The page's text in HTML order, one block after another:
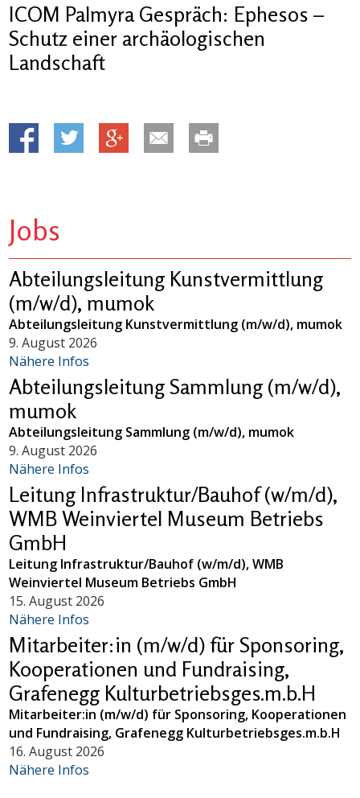
ICOM Palmyra Gespräch: Ephesos –
Schutz einer archäologischen
Landschaft
Jobs
Abteilungsleitung Kunstvermittlung
(m/w/d), mumok
Abteilungsleitung Kunstvermittlung (m/w/d), mumok
9. August 2026
Nähere Infos
Abteilungsleitung Sammlung (m/w/d),
mumok
Abteilungsleitung Sammlung (m/w/d), mumok
9. August 2026
Nähere Infos
Leitung Infrastruktur/Bauhof (w/m/d),
WMB Weinviertel Museum Betriebs
GmbH
Leitung Infrastruktur/Bauhof (w/m/d), WMB
Weinviertel Museum Betriebs GmbH
15. August 2026
Nähere Infos
Mitarbeiter:in (m/w/d) für Sponsoring,
Kooperationen und Fundraising,
Grafenegg Kulturbetriebsges.m.b.H
Mitarbeiter:in (m/w/d) für Sponsoring, Kooperationen
und Fundraising, Grafenegg Kulturbetriebsges.m.b.H
16. August 2026
Nähere Infos